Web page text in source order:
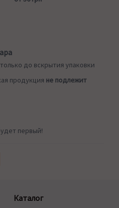
до вскрытия упаковки
продукция не подлежит
первый!
Каталог